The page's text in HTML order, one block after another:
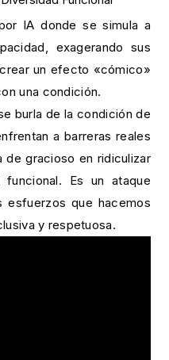
IA donde se simula a
exagerando sus
un efecto «cómico»
una condición.
burla de la condición de
a barreras reales
de gracioso en ridiculizar
Es un ataque
que hacemos
y respetuosa.